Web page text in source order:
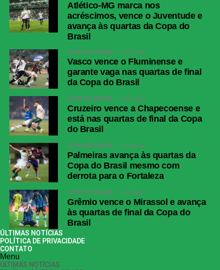
Atlético-MG marca nos
acréscimos, vence o Juventude e
avança às quartas da Copa do
Brasil
COPA DO BRASIL 1 dia atrás
Vasco vence o Fluminense e
garante vaga nas quartas de final
da Copa do Brasil
COPA DO BRASIL 1 dia atrás
Cruzeiro vence a Chapecoense e
está nas quartas de final da Copa
do Brasil
COPA DO BRASIL 1 dia atrás
Palmeiras avança às quartas da
Copa do Brasil mesmo com
derrota para o Fortaleza
COPA DO BRASIL 1 dia atrás
Grêmio vence o Mirassol e avança
às quartas de final da Copa do
Brasil
ÚLTIMAS NOTÍCIAS
POLÍTICA DE PRIVACIDADE
CONTATO
Menu
ÚLTIMAS NOTÍCIAS